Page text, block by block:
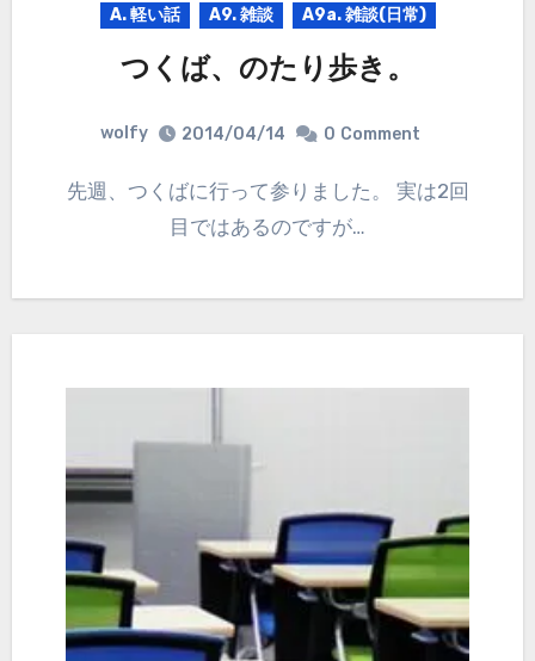
A. 軽い話 A9. 雑談 A9a. 雑談(日常)
つくば、のたり歩き。
wolfy 2014/04/14 0 Comment
先週、つくばに行って参りました。 実は2回
目ではあるのですが…